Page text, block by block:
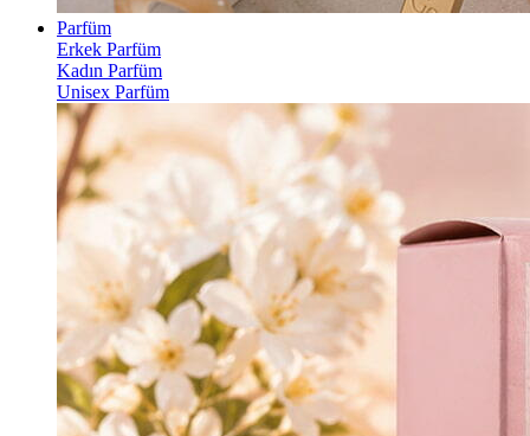
Parfüm
Erkek Parfüm
Kadın Parfüm
Unisex Parfüm